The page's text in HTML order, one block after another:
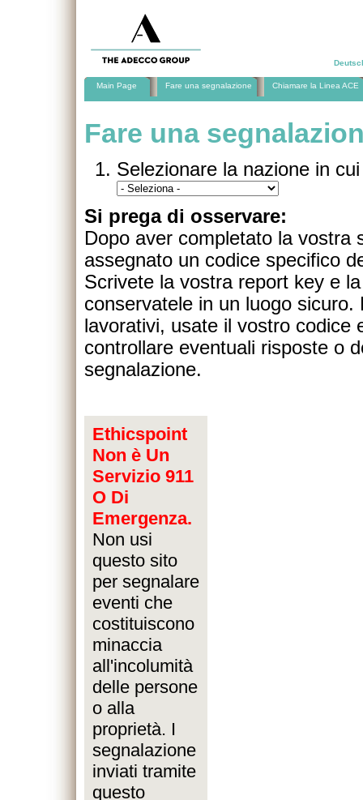
Main Page Fare una segnalazione Chiamare la Linea ACE
Fare una
Selezionare la nazione in
Si prega di osservare:
Dopo aver completato la vostra
assegnato un codice specifico
Scrivete la vostra report key e
conservatele in un luogo sicuro.
lavorativi, usate il vostro codice
controllare eventuali risposte o
segnalazione.
Ethicspoint
Non è Un
Servizio 911
O Di
Emergenza.
Non usi
questo sito
per segnalare
eventi che
costituiscono
minaccia
all'incolumità
delle persone
o alla
proprietà. I
segnalazione
inviati tramite
questo